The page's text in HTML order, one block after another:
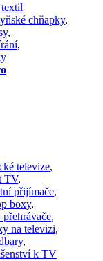
chňapky,
,
,
televize,
TV,
přijímače,
boxy,
,
na televizi,
,
k TV